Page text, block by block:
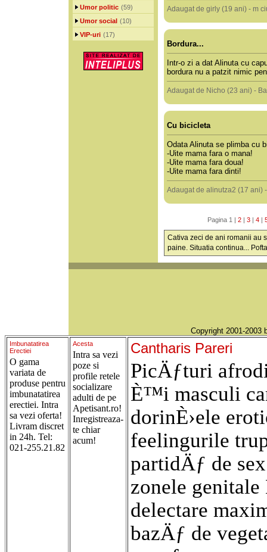
Umor politic (59)
Umor social (10)
VIP-uri (17)
Adaugat de girly (19 ani) - m
Bordura...
Intr-o zi a dat Alinuta cu
bordura nu a patzit nimic
Adaugat de Nicho (23 ani) -
Cu bicicleta
Odata Alinuta se plimba cu
-Uite mama fara o mana!
-Uite mama fara doua!
-Uite mama fara dinti!
Adaugat de alinutza2 (17 ani)
Pagina 1 | 2| 3| 4|
Cativa zeci de ani romanii au
paine. Situatia continua...
Copyright 2001-2003
Imbunatatirea
Erectiei
O gama
variata de
produse pentru
imbunatatirea
erectiei. Intra
sa vezi oferta!
Livram discret
in 24h. Tel:
021-255.21.82
Acesta
Intra sa vezi
poze si
profile retele
socializare
adulti de pe
Apetisant.ro!
Inregistreaza-
te chiar
acum!
Cantharis Pareri
PicÄƒturi
È™i masculi
dorinÈ›ele
feelingurile
partidÄƒ de
zonele
delectare
bazÄƒ de